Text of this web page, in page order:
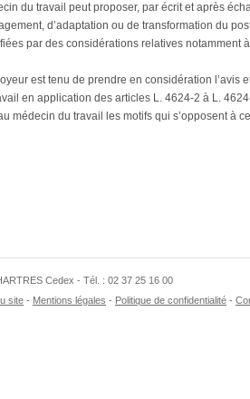
du travail peut proposer, par écrit et après
d’adaptation ou de transformation du
par des considérations relatives notamment
est tenu de prendre en considération l’avis
en application des articles L. 4624-2 à L.
médecin du travail les motifs qui s’opposent à
Cedex - Tél. : 02 37 25 16 00
site Mentions légales Politique de confidentialité